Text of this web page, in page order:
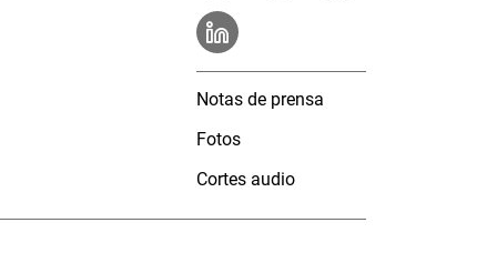
Notas de prensa
Fotos
Cortes audio